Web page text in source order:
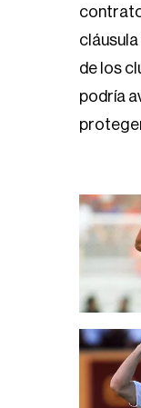
de los
podría